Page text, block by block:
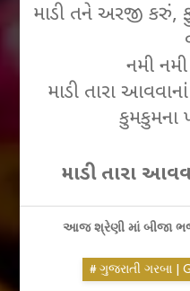
માડી તને અરજી કરું,
નમી
માડી તારા
કુમકુમના
માડી તારા
આજ શ્રેણી માં બીજા
ગુજરાતી ગરબા |